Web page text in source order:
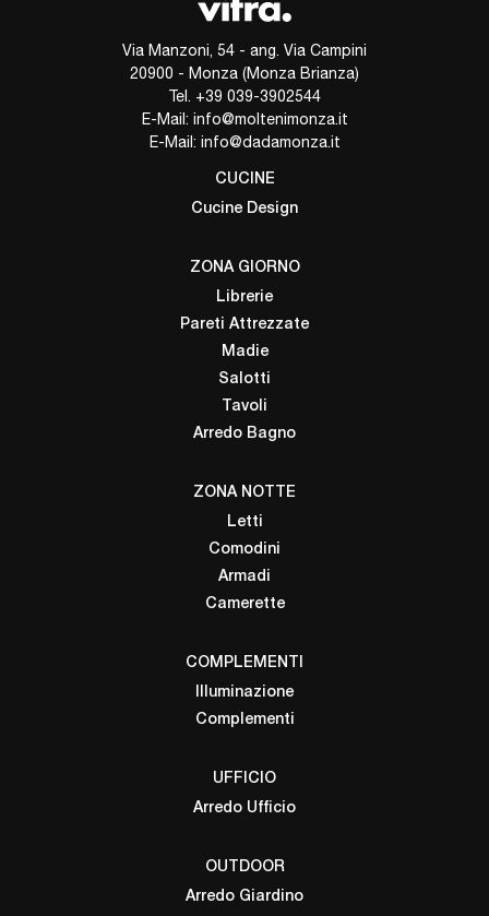
Via Manzoni, 54 - ang. Via Campini
20900 - Monza (Monza Brianza)
Tel. +39 039-3902544
E-Mail: info@moltenimonza.it
E-Mail: info@dadamonza.it
CUCINE
Cucine Design
ZONA GIORNO
Librerie
Pareti Attrezzate
Madie
Salotti
Tavoli
Arredo Bagno
ZONA NOTTE
Letti
Comodini
Armadi
Camerette
COMPLEMENTI
Illuminazione
Complementi
UFFICIO
Arredo Ufficio
OUTDOOR
Arredo Giardino